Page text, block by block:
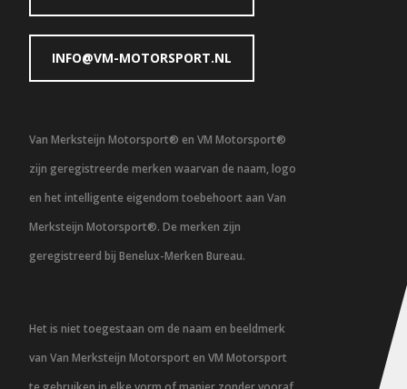
INFO@VM-MOTORSPORT.NL
Van Merksteijn Motorsport® en VM Motorsport®
zijn geregistreerde merken waarvan de naam, logo
en het intelligente eigendom toebehoort aan Van
Merksteijn Motorsport®. De merken zijn
geregistreerd bij Benelux-Merken Bureau.
Het is niet toegestaan om de naam en beeldmerk
van Van Merksteijn Motorsport en VM Motorsport